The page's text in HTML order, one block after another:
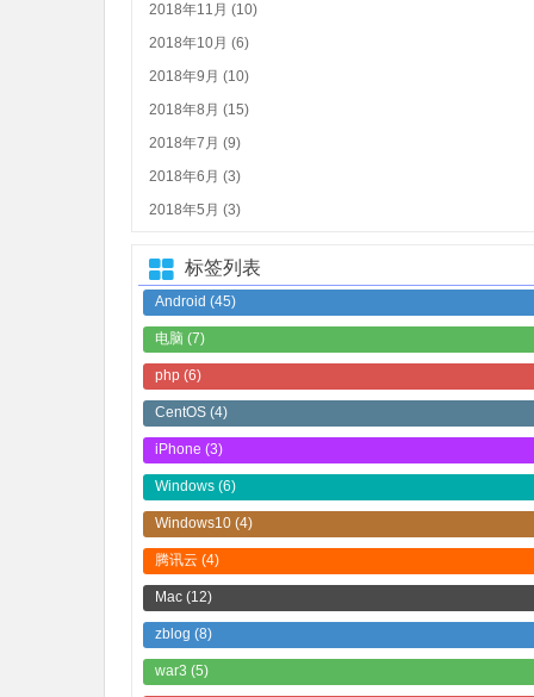
2018年11月 (10)
2018年10月 (6)
2018年9月 (10)
2018年8月 (15)
2018年7月 (9)
2018年6月 (3)
2018年5月 (3)
标签列表
Android (45)
电脑 (7)
php (6)
CentOS (4)
iPhone (3)
Windows (6)
Windows10 (4)
腾讯云 (4)
Mac (12)
zblog (8)
war3 (5)